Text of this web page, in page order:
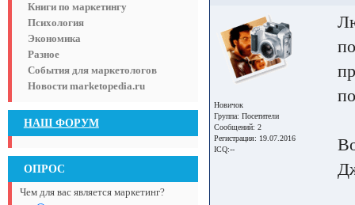
Книги по маркетингу
Психология
Экономика
Разное
События для маркетологов
Новости marketopedia.ru
НАШ ФОРУМ
ОПРОС
Чем для вас является маркетинг?
Новичок
Группа: Посетители
Сообщений: 2
Регистрация: 19.07.2016
ICQ:--